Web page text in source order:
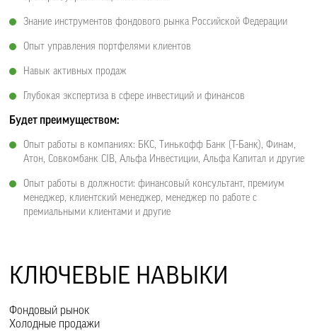
Знание инструментов фондового рынка Российской Федерации
Опыт управления портфелями клиентов
Навык активных продаж
Глубокая экспертиза в сфере инвестиций и финансов
Будет преимуществом:
Опыт работы в компаниях: БКС, Тинькофф Банк (T-Банк), Финам,
Атон, Совкомбанк CIB, Альфа Инвестиции, Альфа Капитал и другие
Опыт работы в должности: финансовый консультант, премиум
менеджер, клиентский менеджер, менеджер по работе с
премиальными клиентами и другие
КЛЮЧЕВЫЕ НАВЫКИ
Фондовый рынок
Холодные продажи